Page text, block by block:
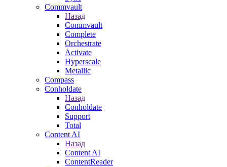
Commvault
Назад
Commvault
Complete
Orchestrate
Activate
Hyperscale
Metallic
Compass
Conholdate
Назад
Conholdate
Support
Total
Content AI
Назад
Content AI
ContentReader